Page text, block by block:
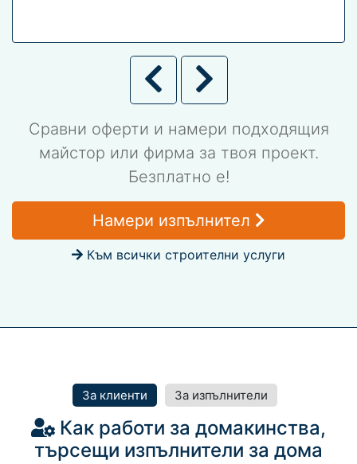
Сравни оферти и намери подходящия
майстор или фирма за твоя проект.
Безплатно е!
Намери изпълнител
Към всички строителни услуги
За клиенти За изпълнители
Как работи за домакинства,
търсещи изпълнители за дома